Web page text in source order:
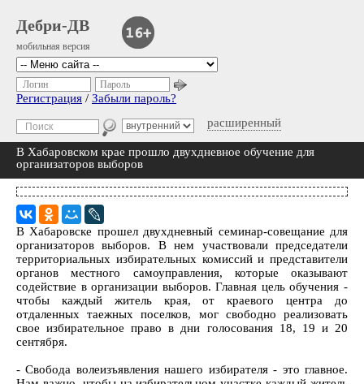
Дебри-ДВ
мобильная версия
расширенный
Логин Пароль
Регистрация / Забыли пароль?
В Хабаровском крае прошло двухдневное обучение для
организаторов выборов
В Хабаровске прошел двухдневный семинар-совещание для
организаторов выборов. В нем участвовали председатели
территориальных избирательных комиссий и представители
органов местного самоуправления, которые оказывают
содействие в организации выборов. Главная цель обучения -
чтобы каждый житель края, от краевого центра до
отдаленных таежных поселков, мог свободно реализовать
свое избирательное право в дни голосования 18, 19 и 20
сентября.
- Свобода волеизъявления нашего избирателя - это главное.